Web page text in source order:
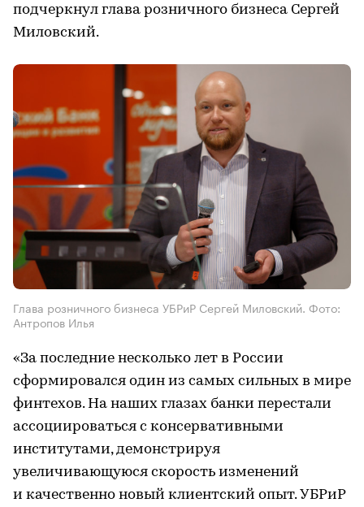
подчеркнул глава розничного бизнеса Сергей
Миловский.
Глава розничного бизнеса УБРиР Сергей Миловский. Фото:
Антропов Илья
«За последние несколько лет в России
сформировался один из самых сильных в мире
финтехов. На наших глазах банки перестали
ассоциироваться с консервативными
институтами, демонстрируя
увеличивающуюся скорость изменений
и качественно новый клиентский опыт. УБРиР